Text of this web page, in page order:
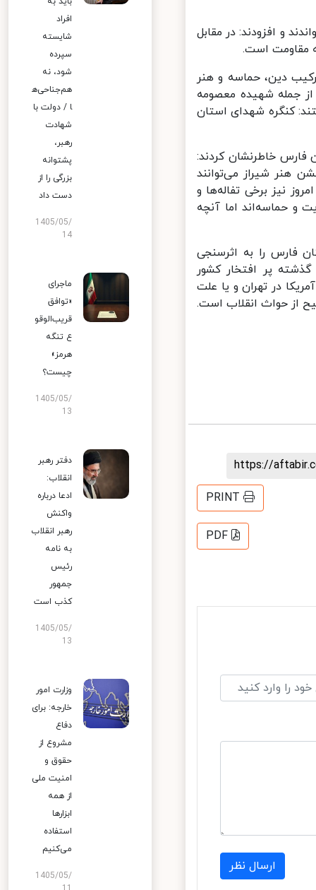
و افزودند: در مقابل
مقاومت است.
دین، حماسه و هنر
جمله شهیده معصومه
کنگره شهدای استان
فارس خاطرنشان کردند:
هنر شیراز می‌توانند
نیز برخی تفاله‌ها و
و حماسه‌اند اما آنچه
کنگره ۱۵ هزار شهید استان فارس را به اثرسنجی
پر افتخار کشور
در تهران و یا علت
از حواث انقلاب است.
https://
PRINT
PDF
ارسال نظر
افراد
شایسته
سپرده
شود، نه
هم‌جناحی‌ه
ا / دولت با
شهادت
رهبر،
پشتوانه
بزرگی را از
دست داد
1405/05/
14
ماجرای
«توافق
قریب‌الوقو
ع تنگه
هرمز»
چیست؟
1405/05/
13
دفتر رهبر
انقلاب:
ادعا درباره
واکنش
رهبر انقلاب
به نامه
رئیس
جمهور
کذب است
1405/05/
13
وزارت امور
خارجه: برای
دفاع
مشروع از
حقوق و
امنیت ملی
از همه
ابزارها
استفاده
می‌کنیم
1405/05/